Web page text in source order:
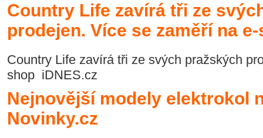
Country Life zavírá tři ze
prodejen. Více se zaměří na
Country Life zavírá tři ze svých pražských
shop iDNES.cz
Nejnovější modely elektrokol
Novinky.cz